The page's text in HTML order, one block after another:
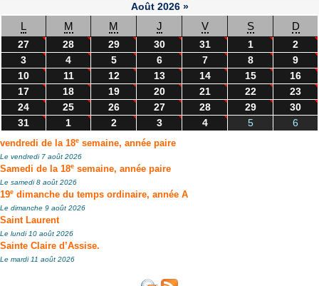
Août 2026 »
L M M J V S D
27 28 29 30 31 1
2
3
4 5 6 7 8
9
10
11 12 13 14 15
16
17
18 19 20 21 22
23
24
25 26 27 28 29
30
31
1 2 3 4 5 6
vendredi de la 18e semaine, année paire
Le vendredi 7 août 2026
Samedi de la 18e semaine, année paire
Le samedi 8 août 2026
19e dimanche du temps ordinaire, année A
Le dimanche 9 août 2026
Saint Laurent
Le lundi 10 août 2026
Sainte Claire d’Assise.
Le mardi 11 août 2026